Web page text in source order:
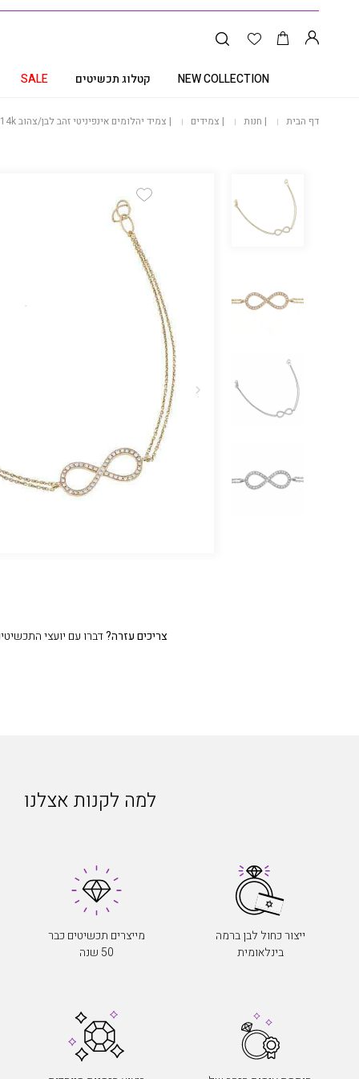
NEW COLLECTION קטלוג תכשיטים SALE
דף הבית | חנות | צמידים | צמיד יהלומים אינפיניטי זהב לבן/צהוב 14k, משובץ 0.15 קראט יהלומים
Add Wishlist
צריכים עזרה?דברו עם יועצי התכשיטים
למה לקנות אצלנו
ייצור כחול לבן ברמה
בינלאומית
מייצרים תכשיטים כבר
50 שנה